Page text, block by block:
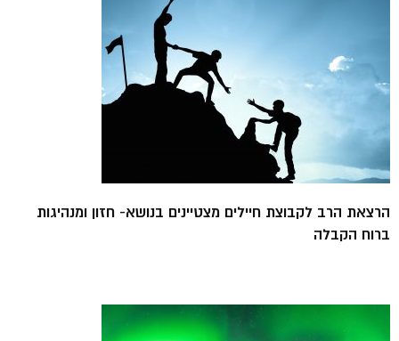
הרצאת הרב לקבוצת חיילים מצטיינים בנושא- חזון ומנהיגות
ברוח הקבלה